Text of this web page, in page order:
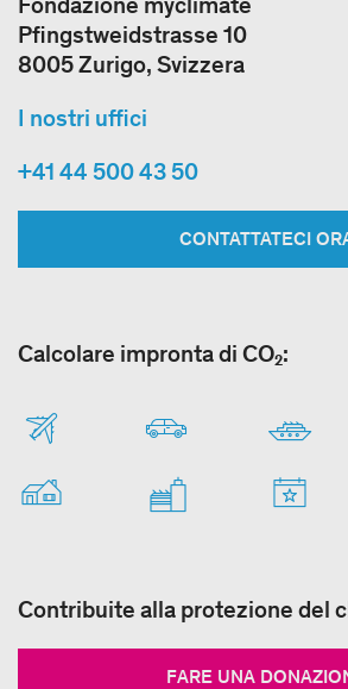
Pfingstweidstrasse 10
8005 Zurigo, Svizzera
I nostri uffici
+41 44 500 43 50
CONTATTATECI
Calcolare impronta di CO₂:
Contribuite alla protezione del
FARE UNA